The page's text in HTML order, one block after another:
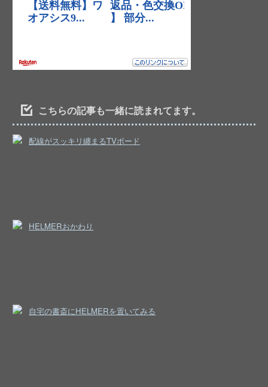
こちらの記事も一緒に読まれてます。
配線がスッキリ纏まるTVボード
HELMERおかわり
自宅の書斎にHELMERを置いてみる